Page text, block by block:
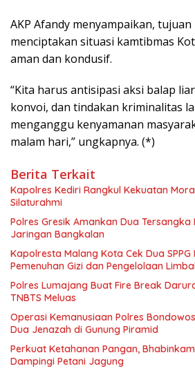
AKP Afandy menyampaikan,
menciptakan situasi kamtibmas
aman dan kondusif.
“Kita harus antisipasi aksi balap
konvoi, dan tindakan kriminalitas
menganggu kenyamanan
malam hari,” ungkapnya. (*)
Berita Terkait
Kapolres Kediri Rangkul Kekuatan
Silaturahmi
Polres Gresik Amankan Dua Tersangka
Jaringan Bangkalan
Kapolresta Malang Kota Cek Dua
Pemenuhan Gizi dan Pengelolaan
Polres Lumajang Buat Fire Break
TNBTS Meluas
Operasi Kemanusiaan Polres
Dua Jenazah di Gunung Piramid
Perkuat Ketahanan Pangan,
Dampingi Petani Jagung